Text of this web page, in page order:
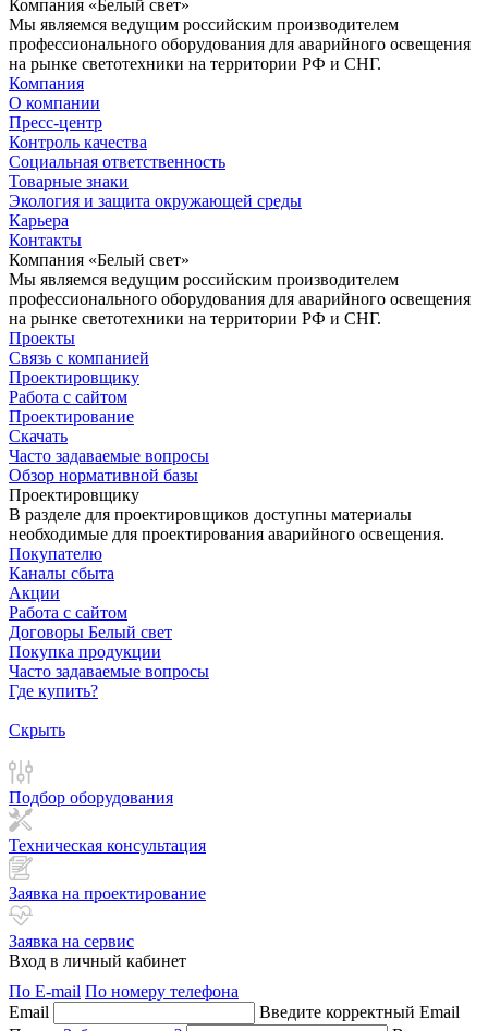
Компания «Белый свет»
Мы являемся ведущим российским производителем
профессионального оборудования для аварийного освещения
на рынке светотехники на территории РФ и СНГ.
Компания
О компании
Пресс-центр
Контроль качества
Социальная ответственность
Товарные знаки
Экология и защита окружающей среды
Карьера
Контакты
Компания «Белый свет»
Мы являемся ведущим российским производителем
профессионального оборудования для аварийного освещения
на рынке светотехники на территории РФ и СНГ.
Проекты
Связь с компанией
Проектировщику
Работа с сайтом
Проектирование
Скачать
Часто задаваемые вопросы
Обзор нормативной базы
Проектировщику
В разделе для проектировщиков доступны материалы
необходимые для проектирования аварийного освещения.
Покупателю
Каналы сбыта
Акции
Работа с сайтом
Договоры Белый свет
Покупка продукции
Часто задаваемые вопросы
Где купить?
Скрыть
Подбор оборудования
Техническая консультация
Заявка на проектирование
Заявка на сервис
Вход в личный кабинет
По E-mail По номеру телефона
Email
Введите корректный Email